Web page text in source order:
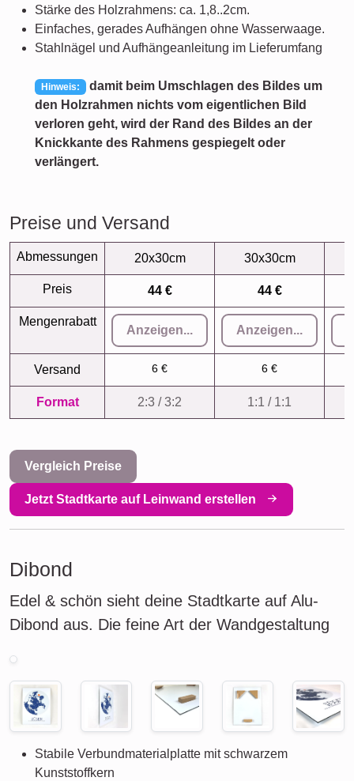
Stärke des Holzrahmens: ca. 1,8..2cm.
Einfaches, gerades Aufhängen ohne Wasserwaage.
Stahlnägel und Aufhängeanleitung im Lieferumfang
Hinweis:
damit beim Umschlagen des Bildes um
den Holzrahmen nichts vom eigentlichen Bild
verloren geht, wird der Rand des Bildes an der
Knickkante des Rahmens gespiegelt oder
verlängert.
Preise und Versand
Abmessungen 20x30cm 30x30cm
Preis 44 € 44 €
Mengenrabatt
Anzeigen... Anzeigen...
Versand 6 € 6 €
Format 2:3 / 3:2 1:1 / 1:1
Vergleich Preise
Jetzt Stadtkarte auf Leinwand erstellen
Dibond
Edel & schön sieht deine Stadtkarte auf Alu-
Dibond aus. Die feine Art der Wandgestaltung
Stabile Verbundmaterialplatte mit schwarzem
Kunststoffkern